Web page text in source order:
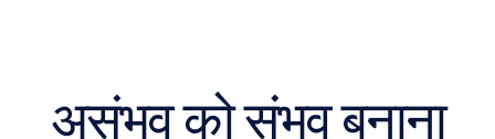
असंभव को संभव बनाना